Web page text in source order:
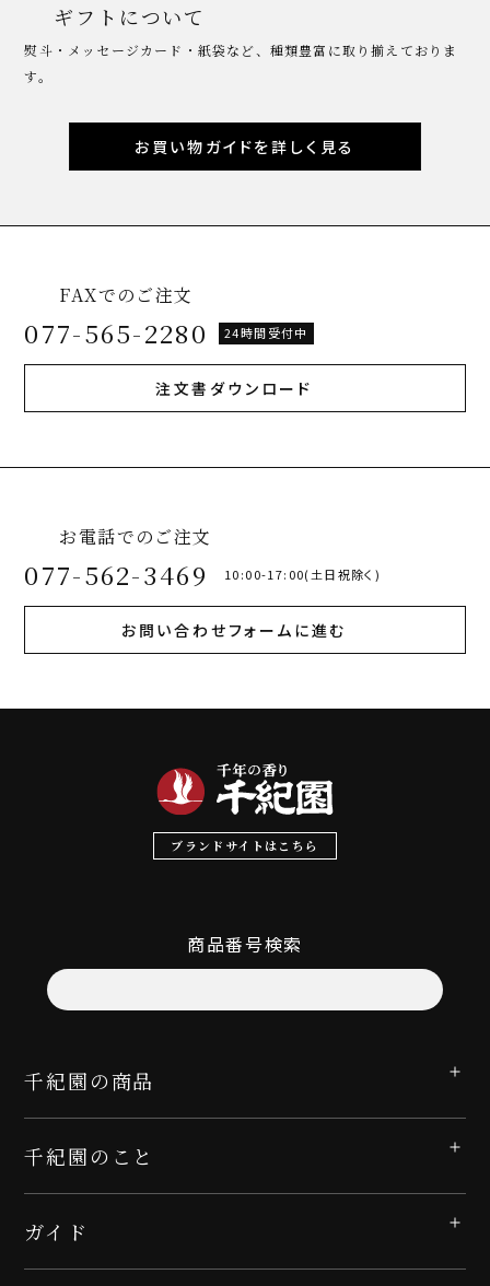
ギフトについて
熨斗・メッセージカード・紙袋など、種類豊富に取り揃えておりま
す。
お買い物ガイドを詳しく見る
FAXでのご注文
077-565-2280 24時間受付中
注文書ダウンロード
お電話でのご注文
077-562-3469 10:00-17:00(土日祝除く)
お問い合わせフォームに進む
ブランドサイトはこちら
商品番号検索
千紀園の商品
千紀園のこと
ガイド